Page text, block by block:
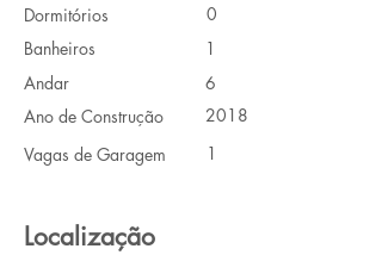
Dormitórios
0
Banheiros
1
Andar
6
Ano de Construção
2018
Vagas de Garagem
1
Localização